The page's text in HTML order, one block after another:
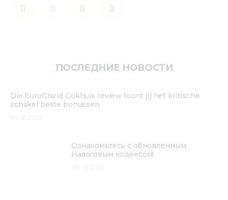
ПОСЛЕДНИЕ НОВОСТИ
Die EuroGrand Gokhuis review toont jij het kritische
schakel beste bonussen
Ознакомьтесь с обновленным
Налоговым кодексом!